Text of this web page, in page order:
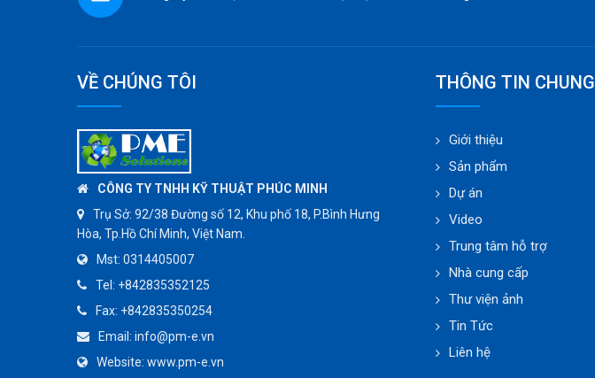
HAWKS
ZETKAMA
BZE
DYNO
WEFLO
SENSUS
TOMOE
SUNPASS
AMMETE
VỀ CHÚNG TÔI
CÔNG TY TNHH KỸ THUẬT PHÚC MINH
Trụ Sở: 92/38 Đường số 12, Khu phố 18, P.Bình Hưng
Hòa, Tp.Hồ Chí Minh, Việt Nam.
Mst: 0314405007
Tel: +842835352125
Fax: +842835350254
Email: info@pm-e.vn
Website: www.pm-e.vn
THÔNG TIN CHUNG
Giới thiệu
Sản phẩm
Dự án
Video
Trung tâm hỗ trợ
Nhà cung cấp
Thư viện ảnh
Tin Tức
Liên hệ